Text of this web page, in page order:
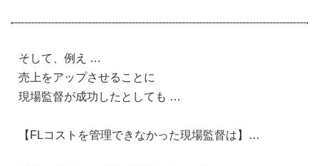
そして、例え …
売上をアップさせることに
現場監督が成功したとしても …
【FLコストを管理できなかった現場監督は】…